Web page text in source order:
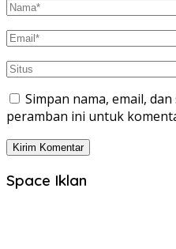
Simpan nama, email,
peramban ini untuk
Space Iklan